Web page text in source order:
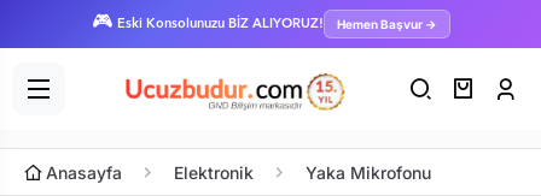
🎮 Eski Konsolunuzu BİZ ALIYORUZ! Hemen Başvur →
Anasayfa Elektronik Yaka Mikrofonu